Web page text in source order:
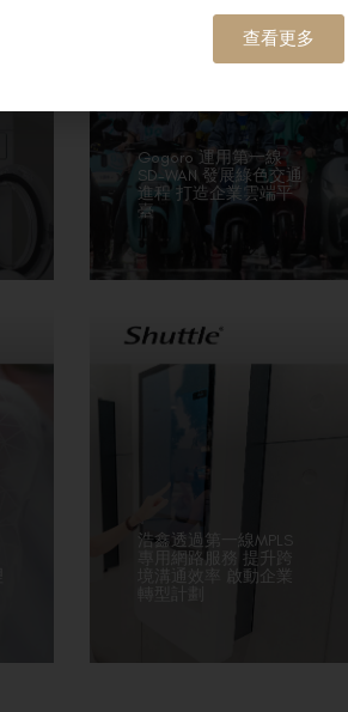
Gogoro 運用第一線
SD-WAN 發展綠色交通
進程 打造企業雲端平
臺
浩鑫透過第一線MPLS
專用網路服務 提升跨
境溝通效率 啟動企業
查看更多